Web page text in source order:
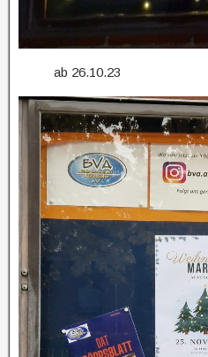
ab 26.10.23